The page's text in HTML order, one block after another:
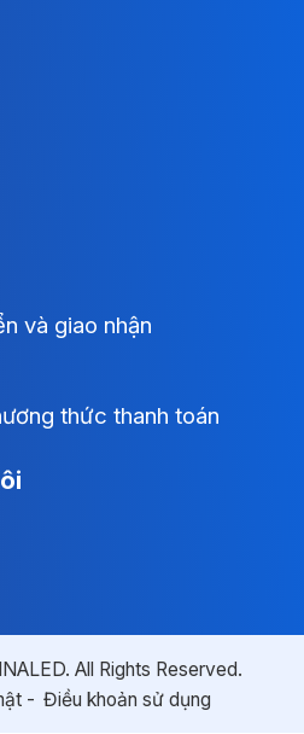
và giao nhận
thức thanh toán
All Rights Reserved.
Điều khoản sử dụng